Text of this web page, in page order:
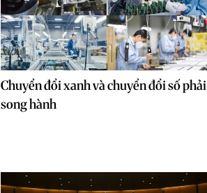
Chuyển đổi xanh và chuyển đổi số phải
song hành